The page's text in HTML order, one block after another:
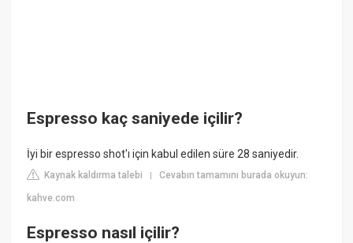
Espresso kaç saniyede içilir?
İyi bir espresso shot'ı için kabul edilen süre 28 saniyedir.
Kaynak kaldırma talebi |Cevabın tamamını burada okuyun:
kahve.com
Espresso nasıl içilir?